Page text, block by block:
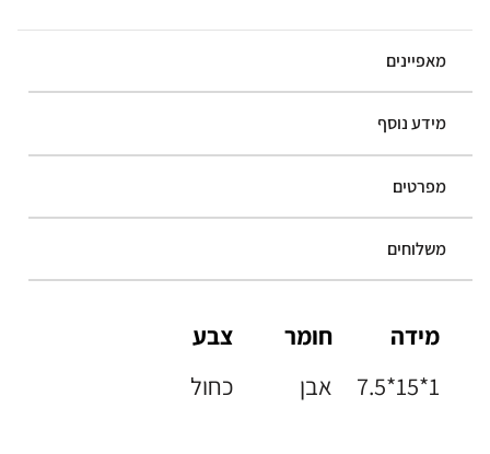
מאפיינים
מידע נוסף
מפרטים
משלוחים
מידה
7.5*15*1
חומר
אבן
צבע
כחול